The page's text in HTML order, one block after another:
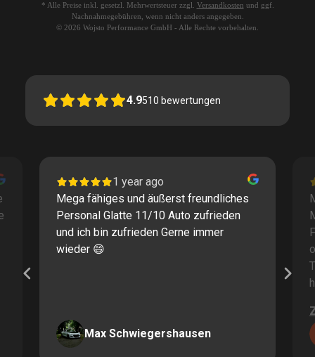
* Alle Preise inkl. gesetzl. Mehrwertsteuer zzgl. Versandkosten und ggf.
Nachnahmegebühren, wenn nicht anders angegeben.
© 2026 Wojsto Performance GmbH - Alle Rechte vorbehalten.
4.9510 bewertungen
1 year ago
Mega fähiges und äußerst freundliches
Personal Glatte 11/10 Auto zufrieden
und ich bin zufrieden Gerne immer
wieder 😄
Max Schwiegershausen